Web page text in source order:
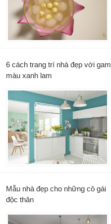
6 cách trang trí nhà đẹp với gam
màu xanh lam
Mẫu nhà đẹp cho những cô gái
độc thân